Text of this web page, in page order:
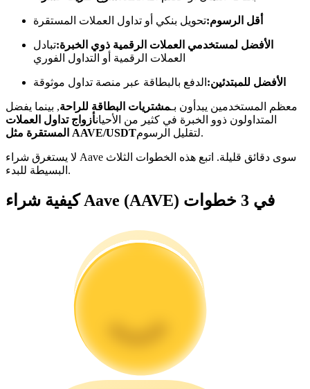
تحليل البيانات الضخمة بما في ذلك المعلومات التجارية، وما
أقل الرسوم:تحويل بنكي أو تداول العملات المستقرة
الأفضل لمستخدمي العملات الرقمية ذوي الخبرة:تبادل
العملات الرقمية أو التداول الفوري
الأفضل للمبتدئين: الدفع بالبطاقة عبر منصة تداول موثوقة
معظم المستخدمين يبدأون بـمشتريات البطاقة للراحة, بينما يفضل
المتداولون ذوو الخبرة في كثير من الأحيانأزواج تداول العملات
المستقرة مثل AAVE/USDT
لتقليل الرسوم.
لا يستغرق شراء Aave سوى دقائق قليلة. اتبع هذه الخطوات الثلاث
البسيطة للبدء.
كيفية شراء Aave (AAVE) في 3 خطوات